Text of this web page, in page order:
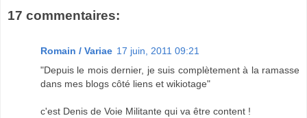
17 commentaires:
Romain / Variae 17 juin, 2011 09:21
"Depuis le mois dernier, je suis complètement à la ramasse
dans mes blogs côté liens et wikiotage"
c'est Denis de Voie Militante qui va être content !